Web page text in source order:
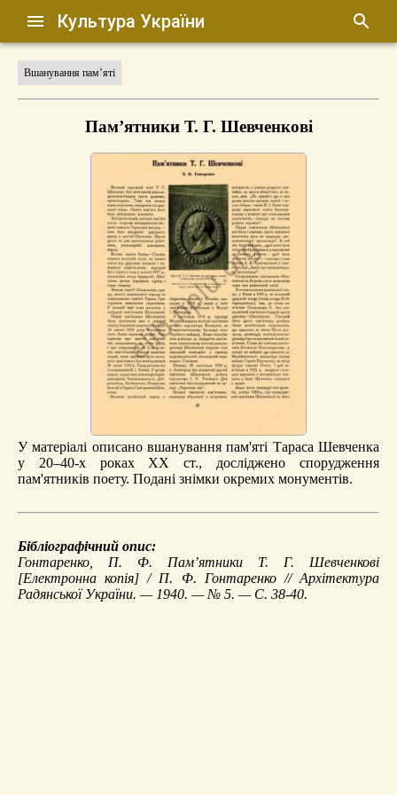
Культура України
Вшанування пам’яті
Пам’ятники Т. Г. Шевченкові
У матеріалі описано вшанування пам'яті Тараса Шевченка
у 20–40-х роках ХХ ст., досліджено спорудження
пам'ятників поету. Подані знімки окремих монументів.
Бібліографічний опис:
Гонтаренко, П. Ф. Пам’ятники Т. Г. Шевченкові
[Електронна копія] / П. Ф. Гонтаренко // Архітектура
Радянської України. — 1940. — № 5. — С. 38-40.